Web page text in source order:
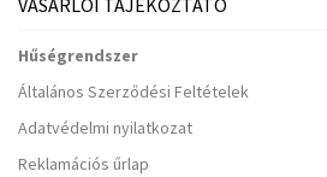
Hűségrendszer
Általános Szerződési Feltételek
Adatvédelmi nyilatkozat
Reklamációs űrlap